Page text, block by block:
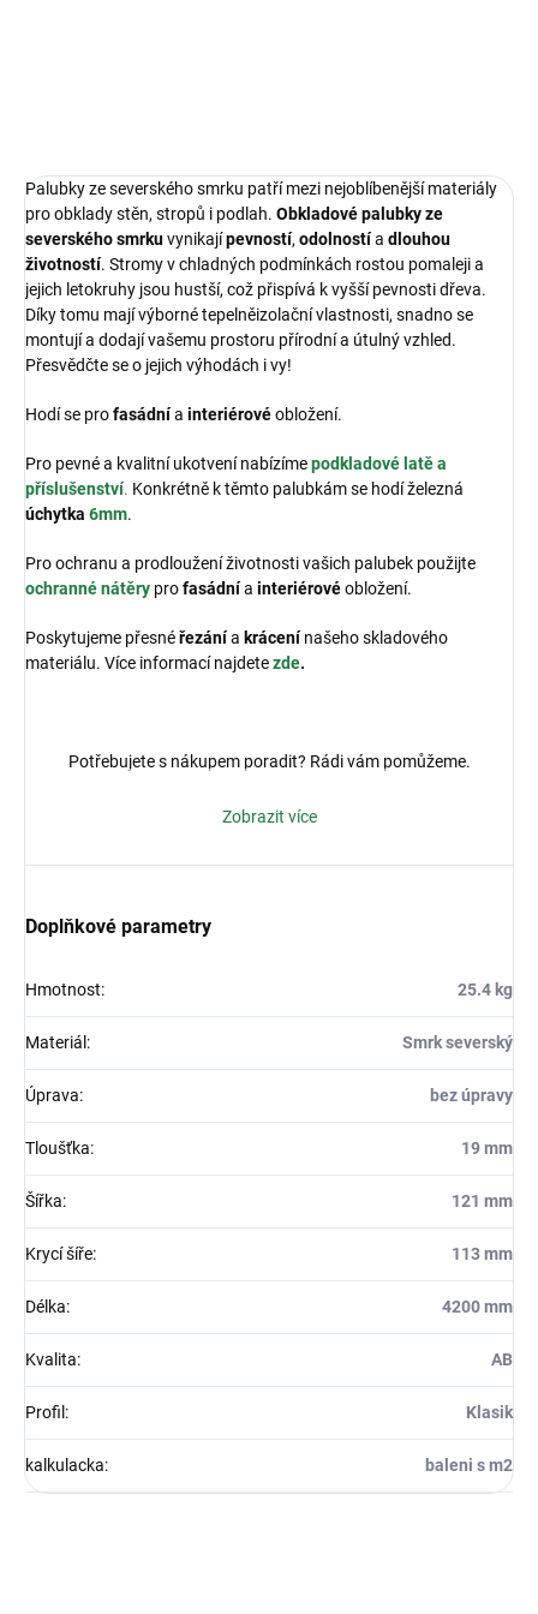
Palubky ze severského smrku patří mezi nejoblíbenější materiály
pro obklady stěn, stropů i podlah. Obkladové palubky ze
severského smrkuvynikajípevností, odolnostía dlouhou
životností. Stromy v chladných podmínkách rostou pomaleji a
jejich letokruhy jsou hustší, což přispívá k vyšší pevnosti dřeva.
Díky tomu mají výborné tepelněizolační vlastnosti, snadno se
montují a dodají vašemu prostoru přírodní a útulný vzhled.
Přesvědčte se o jejich výhodách i vy!
Hodí se profasádnía interiérovéobložení.
Pro pevné a kvalitní ukotvení nabízímepodkladové latě a
příslušenství. Konkrétně k těmto palubkám se hodí železná
úchytka 6mm.
Pro ochranu a prodloužení životnosti vašich palubek použijte
ochranné nátěry profasádnía interiérovéobložení.
Poskytujeme přesnéřezánía krácenínašeho skladového
materiálu. Více informací najdetezde.
Potřebujete s nákupem poradit? Rádi vám pomůžeme.
+420 606 792 360,+420 606 792 361
Zobrazit více
Doplňkové parametry
Hmotnost: 25.4 kg
Materiál : Smrk severský
Úprava: bez úpravy
Tloušťka: 19 mm
Šířka: 121 mm
Krycí šíře: 113 mm
Délka: 4200 mm
Kvalita: AB
Profil : Klasik
kalkulacka: baleni s m2